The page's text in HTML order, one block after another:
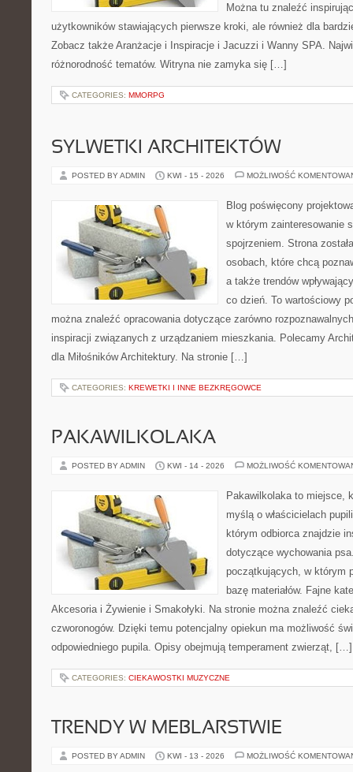
Można tu znaleźć
użytkowników stawiających pierwsze kroki, ale również dla
Zobacz także Aranżacje i Inspiracje i Jacuzzi i Wanny SPA.
różnorodność tematów. Witryna nie zamyka się […]
CATEGORIES: MMORPG
SYLWETKI ARCHITEKTÓW
POSTED BY ADMIN KWI - 15 - 2026 MOŻLIWOŚĆ
Blog poświęcony
w którym zainteresowanie
spojrzeniem. Strona
osobach, które chcą
a także trendów
co dzień. To wartościowy
można znaleźć opracowania dotyczące zarówno
inspiracji związanych z urządzaniem mieszkania. Polecamy
dla Miłośników Architektury. Na stronie […]
CATEGORIES: KREWETKI I INNE BEZKRĘGOWCE
PAKAWILKOLAKA
POSTED BY ADMIN KWI - 14 - 2026 MOŻLIWOŚĆ
Pakawilkolaka to miejsce,
myślą o właścicielach
którym odbiorca znajdzie
dotyczące wychowania
początkujących, w którym
bazę materiałów. Fajne
Akcesoria i Żywienie i Smakołyki. Na stronie można znaleźć
czworonogów. Dzięki temu potencjalny opiekun ma możliwość
odpowiedniego pupila. Opisy obejmują temperament zwierząt, […]
CATEGORIES: CIEKAWOSTKI MUZYCZNE
TRENDY W MEBLARSTWIE
POSTED BY ADMIN KWI - 13 - 2026 MOŻLIWOŚĆ